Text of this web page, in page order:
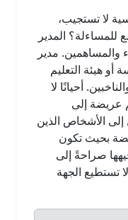
لا تستجيب،
المدير
والمساهمين. مدير
هيئة التعليم
أحيانًا لا
عريضة إلى
الأشخاص الذين
بحيث تكون
صراحةً إلى
تستطيع الجهة